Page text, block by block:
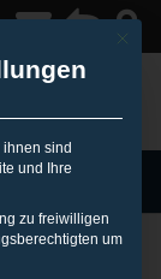
Mit
sind
und Ihre
zu freiwilligen
um